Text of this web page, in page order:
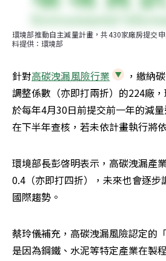
環境部推動自主減量計畫，共430家廠房提交
料提供：環境部
針對高碳洩漏風險行業
，繳納
調整係數（亦即打兩折）的224廠
於每年4月30日前提交前一年的減
在下半年查核，若未依計畫執行將
環境部長彭啓明表示，高碳洩漏產
0.4（亦即打四折），未來也會逐步
國際趨勢。
蔡玲儀補充，高碳洩漏風險認定的
是因為鋼鐵、水泥等特定產業在製